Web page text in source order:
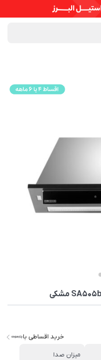
خرید اقساطی با
میزان صدا